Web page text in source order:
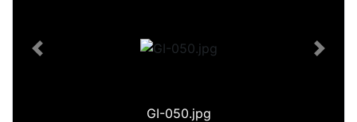
GI-050.jpg
Previous Next